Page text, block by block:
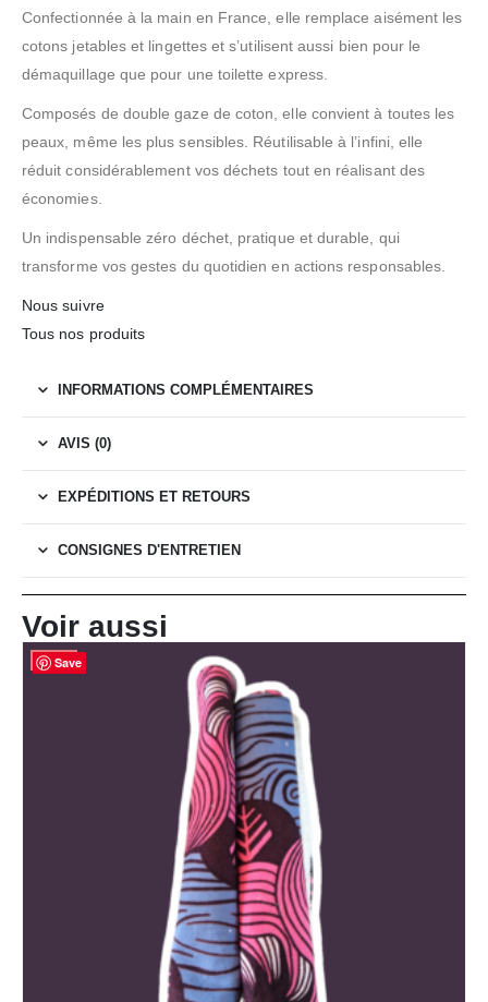
Confectionnée à la main en France, elle remplace aisément les
cotons jetables et lingettes et s’utilisent aussi bien pour le
démaquillage que pour une toilette express.
Composés de double gaze de coton, elle convient à toutes les
peaux, même les plus sensibles. Réutilisable à l’infini, elle
réduit considérablement vos déchets tout en réalisant des
économies.
Un indispensable zéro déchet, pratique et durable, qui
transforme vos gestes du quotidien en actions responsables.
Nous suivre
Tous nos produits
INFORMATIONS COMPLÉMENTAIRES
AVIS (0)
EXPÉDITIONS ET RETOURS
CONSIGNES D'ENTRETIEN
Voir aussi
Save
-25%Save
Save
Save